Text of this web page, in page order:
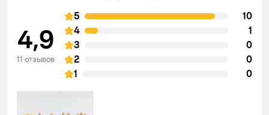
4,9
11 отзывов
5
10
4
1
3
0
2
0
1
0